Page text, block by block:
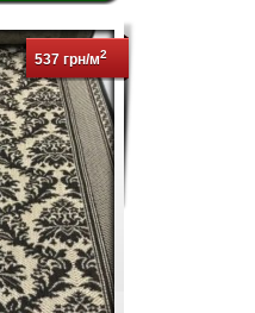
537 грн/м2